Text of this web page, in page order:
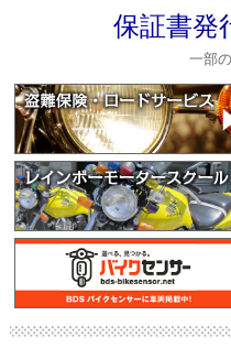
保証書発
一部